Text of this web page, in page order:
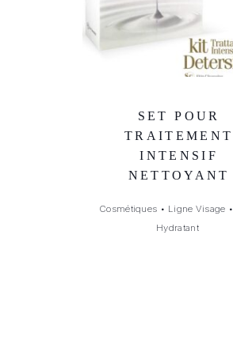
SET POUR
TRAITEMENT
INTENSIF
NETTOYANT
Cosmétiques • Ligne Visage •
Hydratant